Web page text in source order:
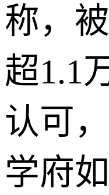
称，
超1.1
认可
学府